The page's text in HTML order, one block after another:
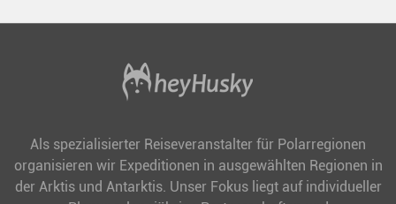
Als spezialisierter Reiseveranstalter für Polarregionen
organisieren wir Expeditionen in ausgewählten Regionen in
der Arktis und Antarktis. Unser Fokus liegt auf individueller